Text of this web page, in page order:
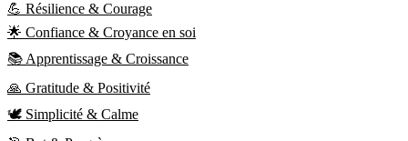
💪 Résilience & Courage
🌟 Confiance & Croyance en soi
📚 Apprentissage & Croissance
🙏 Gratitude & Positivité
🕊️ Simplicité & Calme